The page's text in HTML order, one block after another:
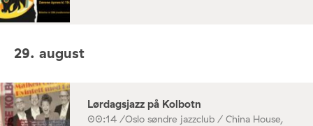
29. august
Lørdagsjazz på Kolbotn
00:14 /Oslo søndre jazzclub / China House,